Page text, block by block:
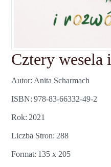
Cztery wesela
Autor Anita Scharmach
ISBN 978-83-66332-49-2
Rok 2021
Liczba Stron 288
Format 135 x 205